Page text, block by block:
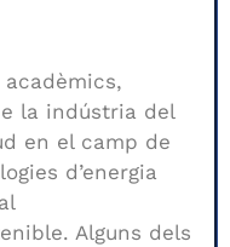
la indústria del
en el camp de
d’energia
Alguns dels